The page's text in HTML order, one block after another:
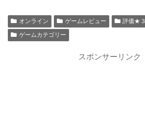
オンライン ゲームレビュー
評価★３
ゲームカテゴリー
スポンサーリンク